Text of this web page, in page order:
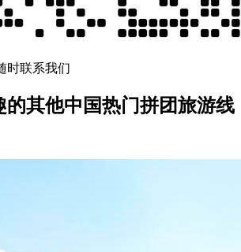
时联系我们
的其他中国热门拼团旅游线